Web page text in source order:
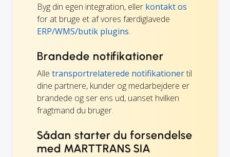
Byg din egen integration, eller kontakt os
for at bruge et af vores færdiglavede
ERP/WMS/butik plugins.
Brandede notifikationer
Alle transportrelaterede notifikationertil
dine partnere, kunder og medarbejdere er
brandede og ser ens ud, uanset hvilken
fragtmand du bruger.
Sådan starter du forsendelse
med MARTTRANS SIA